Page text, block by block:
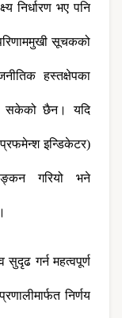
निर्धारण भए पनि
सूचकको
हस्तक्षेपका
सकेको छैन। यदि
इन्डिकेटर)
गरियो भने
सुदृढ गर्न महत्वपूर्ण
निर्णय